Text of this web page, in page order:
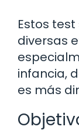
Estos
diversas
infancia,
es más